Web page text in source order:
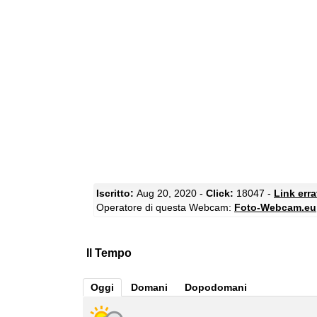
Iscritto: Aug 20, 2020 - Click: 18047 - Link
Operatore di questa Webcam: Foto-Webcam.eu
Il Tempo
Oggi Domani Dopodomani